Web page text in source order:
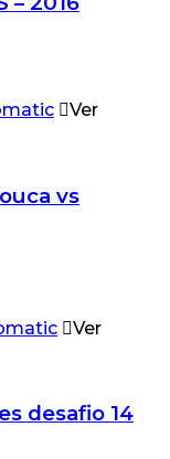
Ver
vs
Ver
desafio 14